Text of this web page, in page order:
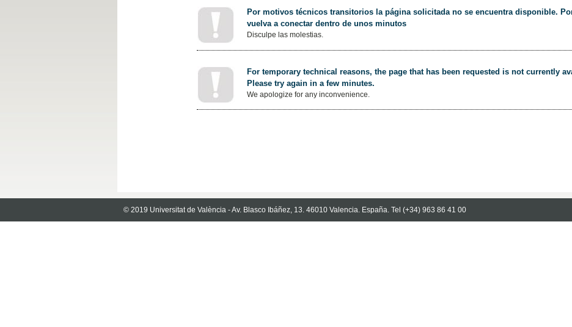
Por motivos técnicos transitorios la página solicitada no se encuentra disponible.
vuelva a conectar dentro de unos minutos
Disculpe las molestias.
For temporary technical reasons, the page that has been requested is not currently
Please try again in a few minutes.
We apologize for any inconvenience.
© 2019 Universitat de València - Av. Blasco Ibáñez, 13. 46010 Valencia. España. Tel (+34) 963 86 41 00